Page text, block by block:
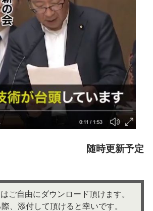
随時更新予定
ご自由にダウンロード頂けます。
、添付して頂けると幸いです。